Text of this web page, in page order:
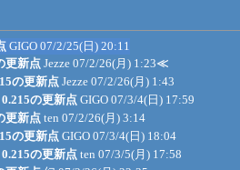
GIGO 07/2/25(日) 20:11
更新点 Jezze 07/2/26(月) 1:23≪
の更新点 Jezze 07/2/26(月) 1:43
の更新点 GIGO 07/3/4(日) 17:59
更新点 ten 07/2/26(月) 3:14
の更新点 GIGO 07/3/4(日) 18:04
の更新点 ten 07/3/5(月) 17:58